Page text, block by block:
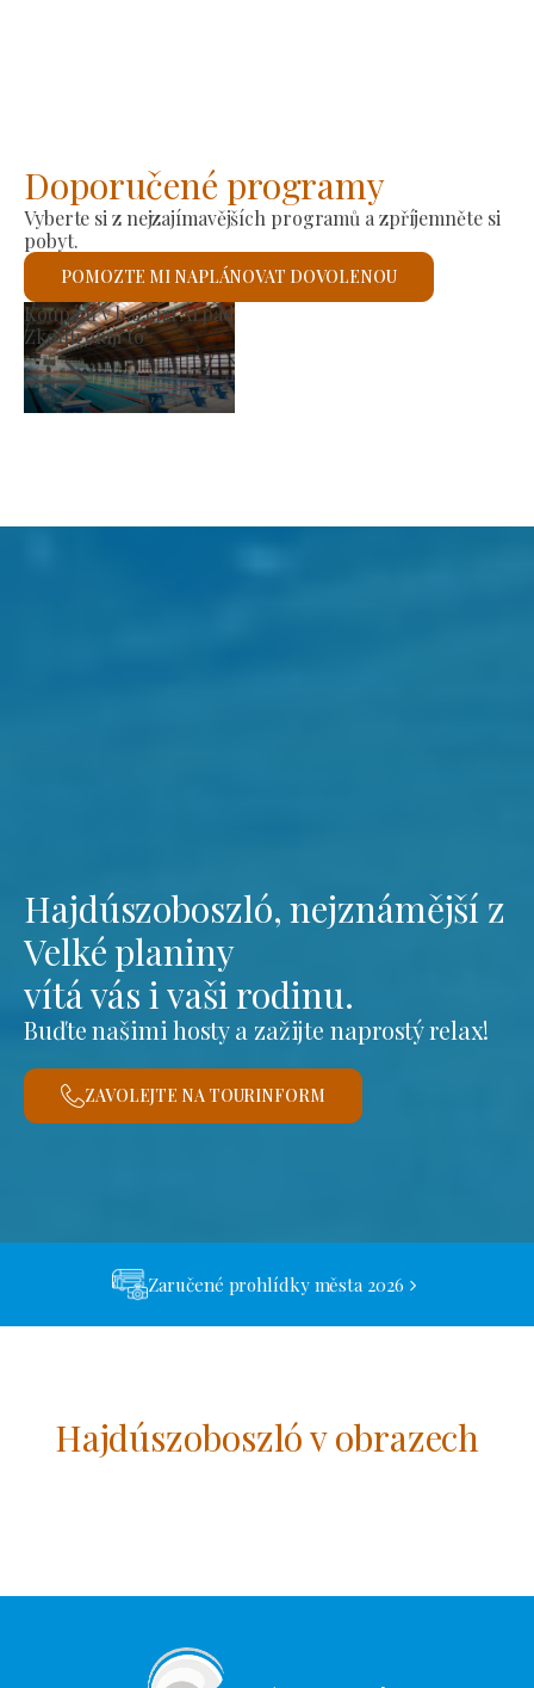
Doporučené programy
Vyberte si z nejzajímavějších programů a zpříjemněte si
pobyt.
POMOZTE MI NAPLÁNOVAT DOVOLENOU
Výrobní trh
Zkontroluji to
Hajdúszoboszló, nejznámější z
Velké planiny
vítá vás i vaši rodinu.
Buďte našimi hosty a zažijte naprostý relax!
ZAVOLEJTE NA TOURINFORM
Zaručené prohlídky města 2026
Hajdúszoboszló v obrazech